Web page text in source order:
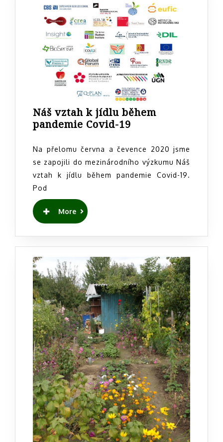
Náš vztah k jídlu během
pandemie Covid-19
k
jídlu
během
Na přelomu června a čevence 2020 jsme
se zapojili do mezinárodního výzkumu Náš
vztah k jídlu během pandemie Covid-19.
Pod
More
READ
MORE